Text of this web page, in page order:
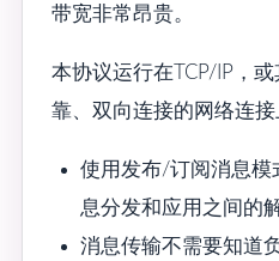
带宽非常昂贵。
本协议运行在TCP/IP，
靠、双向连接的网络连接
使用发布/订阅消息模
息分发和应用之间的
消息传输不需要知道